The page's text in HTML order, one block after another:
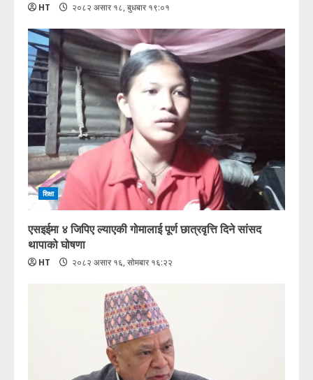
HT २०८२ असार १८, बुधबार १९:०१
शिक्षा
एसइईमा ४ जिपिए ल्याएकी गोमालाई पूर्ण छात्रवृत्ति दिने सांसद
थापाको घोषणा
HT २०८२ असार १६, सोमबार १६:२२